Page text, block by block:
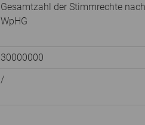
Gesamtzahl der Stimmrechte
WpHG
30000000
/